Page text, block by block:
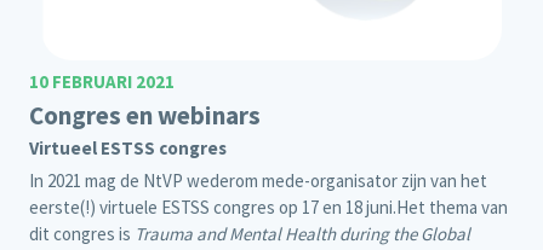
10 FEBRUARI 2021
Congres en webinars
Virtueel ESTSS congres
In 2021 mag de NtVP wederom mede-organisator zijn van het
eerste(!) virtuele ESTSS congres op 17 en 18 juni.Het thema van
dit congres is Trauma and Mental Health during the Global